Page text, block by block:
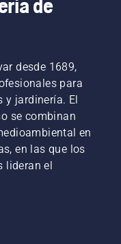
de
desde 1689,
para
jardinería. El
se combinan
en
en las que los
lideran el